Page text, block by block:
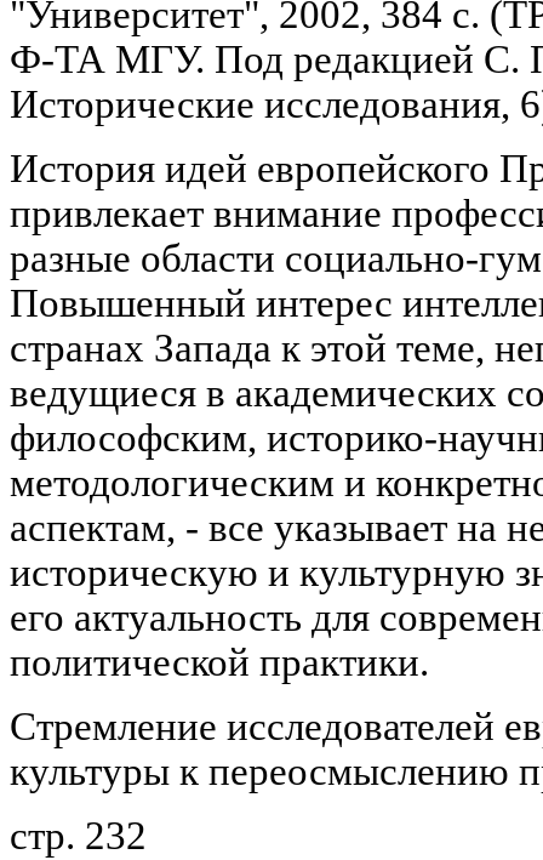
"Университет", 2002, 384
Ф-ТА МГУ. Под редакцией С.
Исторические исследования,
История идей европейского
привлекает внимание
разные области социально-
Повышенный интерес
странах Запада к этой теме,
ведущиеся в академических
философским, историко-
методологическим и
аспектам, - все указывает на
историческую и культурную
его актуальность для
политической практики.
Стремление исследователей
культуры к переосмыслению
стр. 232